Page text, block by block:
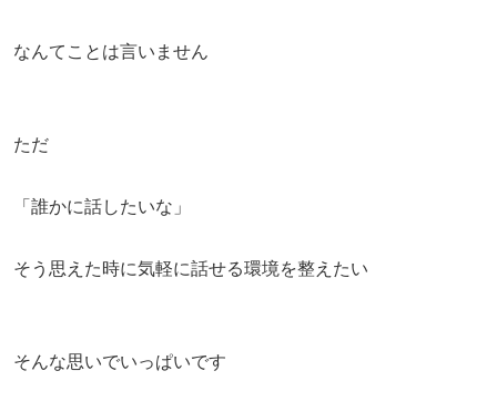
なんてことは言いません
ただ
「誰かに話したいな」
そう思えた時に気軽に話せる環境を整えたい
そんな思いでいっぱいです